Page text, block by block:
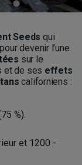
Seeds qui
devenir l’une
sur le
et de ses effets
californiens :
%).
et 1200 -